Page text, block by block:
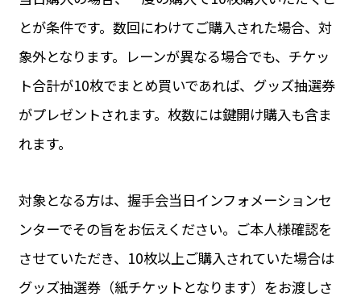
とが条件です。数回にわけてご購入された場合、対
象外となります。レーンが異なる場合でも、チケッ
ト合計が10枚でまとめ買いであれば、グッズ抽選券
がプレゼントされます。枚数には鍵開け購入も含ま
れます。
対象となる方は、握手会当日インフォメーションセ
ンターでその旨をお伝えください。ご本人様確認を
させていただき、10枚以上ご購入されていた場合は
グッズ抽選券（紙チケットとなります）をお渡しさ